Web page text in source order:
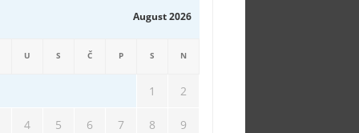
August 2026
U S Č P S N
1 2
4 5 6 7 8 9